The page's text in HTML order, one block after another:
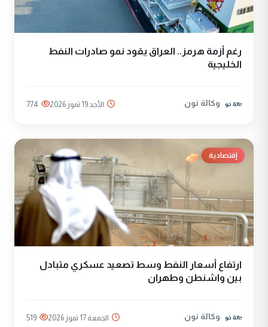
رغم أزمة هرمز.. العراق يقود نمو صادرات النفط
الخليجية
وكالة نون الأحد 19 تموز 2026 774
إقتصادية
ارتفاع أسعار النفط وسط تصعيد عسكري متبادل
بين واشنطن وطهران
وكالة نون الجمعة 17 تموز 2026 519